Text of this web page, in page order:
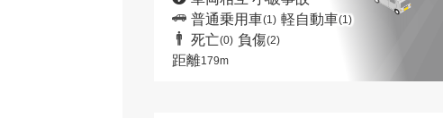
普通乗用車(1) 軽自動車(1)
死亡(0) 負傷(2)
距離179m